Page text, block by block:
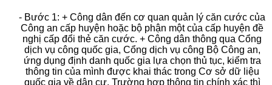
- Bước 1: + Công dân đến cơ quan quản lý căn cước của
Công an cấp huyện hoặc bộ phận một của cấp huyện đề
nghị cấp đổi thẻ căn cước. + Công dân thông qua Cổng
dịch vụ công quốc gia, Cổng dịch vụ công Bộ Công an,
ứng dụng định danh quốc gia lựa chọn thủ tục, kiểm tra
thông tin của mình được khai thác trong Cơ sở dữ liệu
quốc gia về dân cư. Trường hợp thông tin chính xác thì